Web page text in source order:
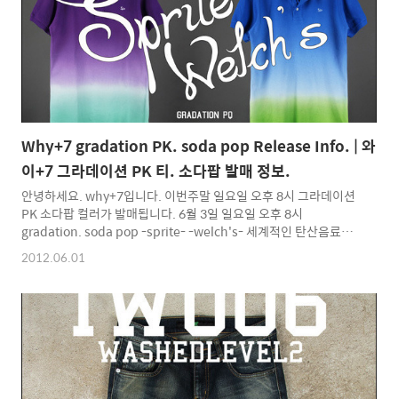
보다 많이 있습니다. 허리 안쪽의 스티치도 체인형태로 좀더 단단하
게 바뀌었으며, 지퍼가 사용된 부분의 주머니도..
Why+7 gradation PK. soda pop Release Info. | 와
이+7 그라데이션 PK 티. 소다팝 발매 정보.
안녕하세요. why+7입니다. 이번주말 일요일 오후 8시 그라데이션
PK 소다팝 컬러가 발매됩니다. 6월 3일 일요일 오후 8시
gradation. soda pop -sprite- -welch's- 세계적인 탄산음료인
스프라이트와 웰치스의 컬러링을 차용해 그라데이션 컬러를 입혔
습니다. 탄산 음료의 컬러가 여름에 어울리는 밝고 시원한 느낌을
데이션이 포인트라고 할 수 있습니다. 선셋 시리즈와 다른 점은 라
벨이 틀리며 선셋 시리즈가 스트레이트 핏 정도였다면 소다팝 컬러
는 팔통이 좁고 허리라인이 살짝 들어간 머슬핏 정도로 생각하시면
됩니다. / size S : 가슴둘레 47 총기장 66.5 M : 가슴둘레 49 총기
장 68.5 L : 가슴둘레 51..
2012.06.01